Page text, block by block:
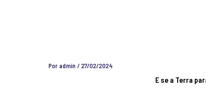
Por admin / 27/02/2024
E se a Terra